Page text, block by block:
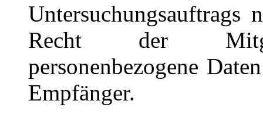
Untersuchungsauftrags
Recht der
personenbezogene
Empfänger.